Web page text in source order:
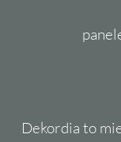
Dekordia to